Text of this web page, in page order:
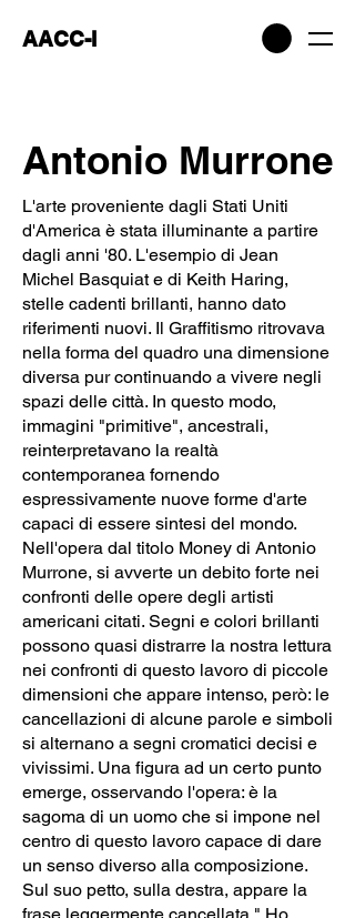
AACC-I
Antonio Murrone
L'arte proveniente dagli Stati Uniti
d'America è stata illuminante a partire
dagli anni '80. L'esempio di Jean
Michel Basquiat e di Keith Haring,
stelle cadenti brillanti, hanno dato
riferimenti nuovi. Il Graffitismo ritrovava
nella forma del quadro una dimensione
diversa pur continuando a vivere negli
spazi delle città. In questo modo,
immagini "primitive", ancestrali,
reinterpretavano la realtà
contemporanea fornendo
espressivamente nuove forme d'arte
capaci di essere sintesi del mondo.
Nell'opera dal titolo Money di Antonio
Murrone, si avverte un debito forte nei
confronti delle opere degli artisti
americani citati. Segni e colori brillanti
possono quasi distrarre la nostra lettura
nei confronti di questo lavoro di piccole
dimensioni che appare intenso, però: le
cancellazioni di alcune parole e simboli
si alternano a segni cromatici decisi e
vivissimi. Una figura ad un certo punto
emerge, osservando l'opera: è la
sagoma di un uomo che si impone nel
centro di questo lavoro capace di dare
un senso diverso alla composizione.
Sul suo petto, sulla destra, appare la
frase leggermente cancellata " Ho